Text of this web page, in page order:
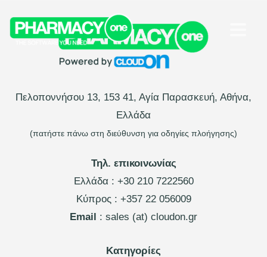
Πελοποννήσου 13, 153 41, Αγία Παρασκευή, Αθήνα,
Ελλάδα
(πατήστε πάνω στη διεύθυνση για οδηγίες πλοήγησης)
Τηλ. επικοινωνίας
Ελλάδα : +30 210 7222560
Κύπρος : +357 22 056009
Email : sales (at) cloudon.gr
Κατηγορίες